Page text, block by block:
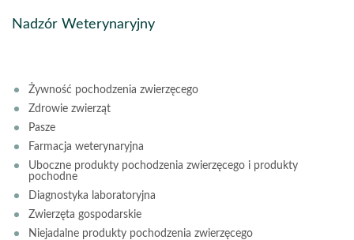
Nadzór Weterynaryjny
Żywność pochodzenia zwierzęcego
Zdrowie zwierząt
Pasze
Farmacja weterynaryjna
Uboczne produkty pochodzenia zwierzęcego i produkty
pochodne
Diagnostyka laboratoryjna
Zwierzęta gospodarskie
Niejadalne produkty pochodzenia zwierzęcego